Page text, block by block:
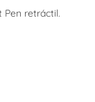
Pen retráctil.